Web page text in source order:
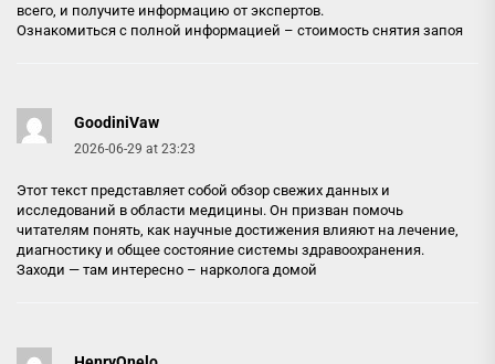
всего, и получите информацию от экспертов.
Ознакомиться с полной информацией – стоимость снятия запоя
GoodiniVaw
2026-06-29 at 23:23
Этот текст представляет собой обзор свежих данных и
исследований в области медицины. Он призван помочь
читателям понять, как научные достижения влияют на лечение,
диагностику и общее состояние системы здравоохранения.
Заходи — там интересно – нарколога домой